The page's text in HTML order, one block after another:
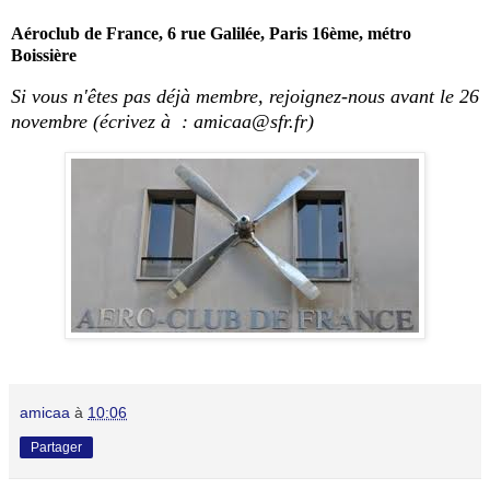
Aéroclub de France, 6 rue Galilée, Paris 16ème, métro
Boissière
Si vous n'êtes pas déjà membre, rejoignez-nous avant le 26
novembre (écrivez à : amicaa@sfr.fr)
amicaa à 10:06
Partager